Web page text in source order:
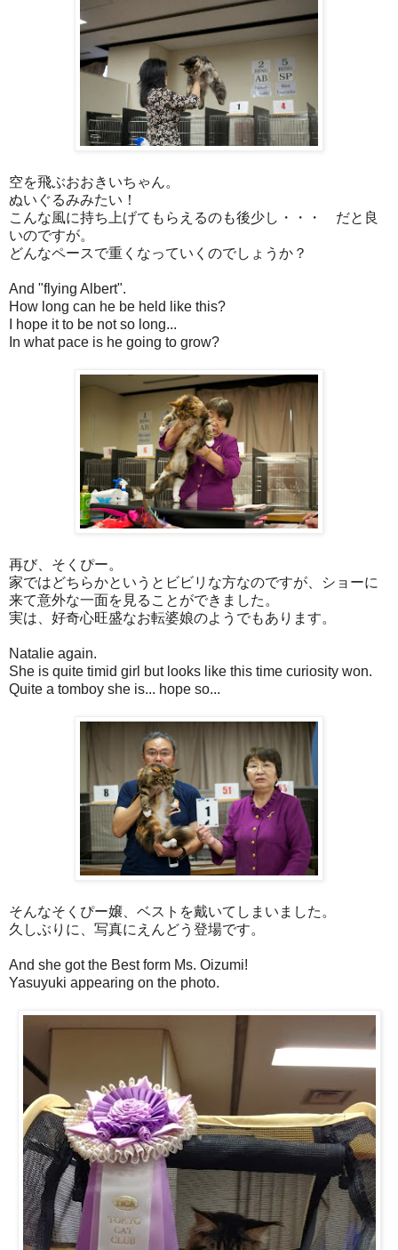
空を飛ぶおおきいちゃん。
ぬいぐるみみたい！
こんな風に持ち上げてもらえるのも後少し・・・ だと良
いのですが。
どんなペースで重くなっていくのでしょうか？
And "flying Albert".
How long can he be held like this?
I hope it to be not so long...
In what pace is he going to grow?
再び、そくぴー。
家ではどちらかというとビビリな方なのですが、ショーに
来て意外な一面を見ることができました。
実は、好奇心旺盛なお転婆娘のようでもあります。
Natalie again.
She is quite timid girl but looks like this time curiosity won.
Quite a tomboy she is... hope so...
そんなそくぴー嬢、ベストを戴いてしまいました。
久しぶりに、写真にえんどう登場です。
And she got the Best form Ms. Oizumi!
Yasuyuki appearing on the photo.